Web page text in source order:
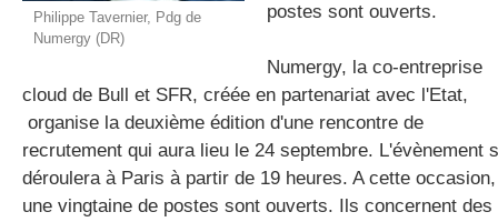
Philippe Tavernier, Pdg de
Numergy (DR)
postes sont ouverts.
Numergy, la co-entreprise
cloud de Bull et SFR, créée en partenariat avec l'Etat,
organise la deuxième édition d'une rencontre de
recrutement qui aura lieu le 24 septembre. L'évènement
déroulera à Paris à partir de 19 heures. A cette occasion,
une vingtaine de postes sont ouverts. Ils concernent des